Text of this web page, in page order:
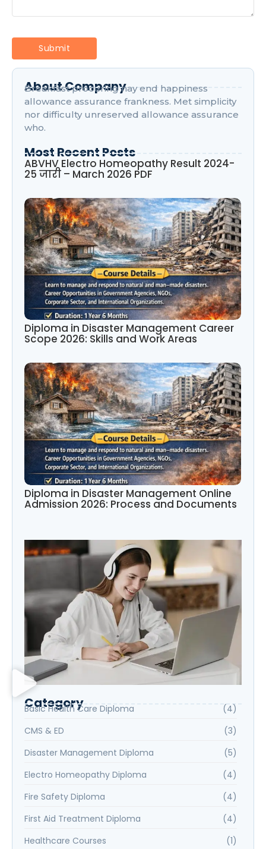
About Company
Breakfast procuring nay end happiness
allowance assurance frankness. Met simplicity
nor difficulty unreserved allowance assurance
who.
Most Recent Posts
ABVHV Electro Homeopathy Result 2024-
25 जारी – March 2026 PDF
Diploma in Disaster Management Career
Scope 2026: Skills and Work Areas
Diploma in Disaster Management Online
Admission 2026: Process and Documents
Category
Basic Health Care Diploma
(4)
CMS & ED
(3)
Disaster Management Diploma
(5)
Electro Homeopathy Diploma
(4)
Fire Safety Diploma
(4)
First Aid Treatment Diploma
(4)
Healthcare Courses
(1)